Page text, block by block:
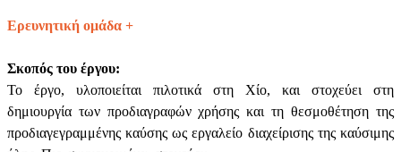
Ερευνητική ομάδα +
Σκοπός του έργου:
Το έργο, υλοποιείται πιλοτικά στη Χίο, και στοχεύει στη
δημιουργία των προδιαγραφών χρήσης και τη θεσμοθέτηση της
προδιαγεγραμμένης καύσης ως εργαλείο διαχείρισης της καύσιμης